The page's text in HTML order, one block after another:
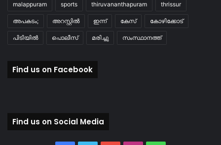
malappuram sports thiruvananthapuram thrissur
അപകടം; അറസ്റ്റിൽ ഇന്ന് കേസ് കോഴിക്കോട്
പിടിയിൽ പൊലീസ് മരിച്ചു സംസ്ഥാനത്ത്
Find us on Facebook
Find us on Social Media